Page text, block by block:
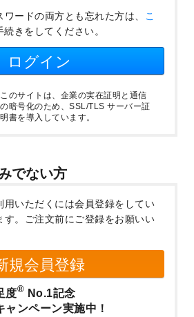
ードの両方とも忘れた方は、 こ
きをしてください。
ログイン
このサイトは、企業の実在証明と通信
の暗号化のため、SSL/TLS サーバー証
明書を導入しています。
でない方
用いただくには会員登録をしてい
。
ご注文前にご登録をお願いい
規会員登録
度® No.1記念
ンペーン実施中！